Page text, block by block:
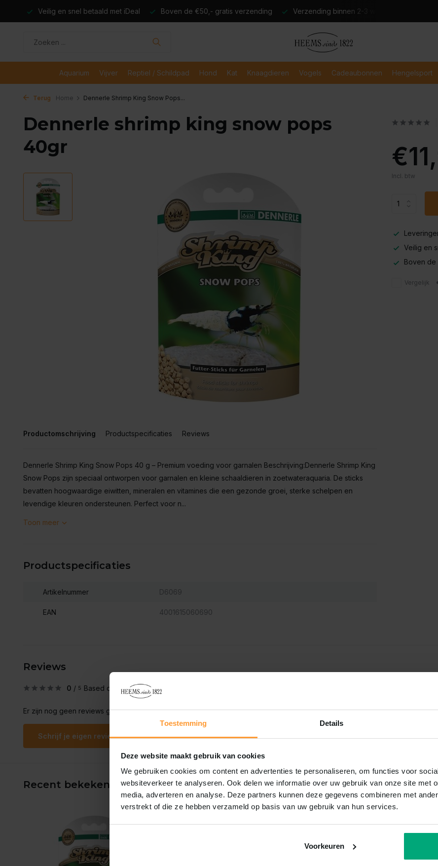
Toestemming Details
Deze website maakt gebruik van cookies
We gebruiken cookies om content en advertenties te personaliseren, om functies voor
websiteverkeer te analyseren. Ook delen we informatie over uw gebruik van onze site met
media, adverteren en analyse. Deze partners kunnen deze gegevens combineren met
verstrekt of die ze hebben verzameld op basis van uw gebruik van hun services.
Voorkeuren
Veilig en snel betaald met iDeal Boven de €50,- gratis verzending Verzending binnen 2-3 werkdagen
Aquarium Vijver Reptiel / Schildpad Hond Kat Knaagdieren Vogels Cadeaubonnen Hengelsport
Terug Home Dennerle Shrimp King Snow Pops...
Dennerle shrimp king snow pops
40gr
Productomschrijving Productspecificaties Reviews
Dennerle Shrimp King Snow Pops 40 g – Premium voeding voor garnalen Beschrijving:Dennerle Shrimp King
Snow Pops zijn speciaal ontworpen voor garnalen en kleine schaaldieren in zoetwateraquaria. De sticks
bevatten hoogwaardige eiwitten, mineralen en vitamines die een gezonde groei, sterke schelpen en
levendige kleuren ondersteunen. Perfect voor n...
Toon meer
Productspecificaties
Artikelnummer D6069
EAN 4001615060690
Incl. btw
Veilig en
Boven
Vergelijk
Reviews
0 / 5 Based on 0 reviews
Er zijn nog geen reviews geschreven over dit product..
Schrijf je eigen review
Recent bekeken